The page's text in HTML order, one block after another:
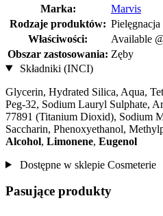
Marka:
Marvis
Rodzaje produktów:
Właściwości:
Available
Obszar zastosowania: Zęby
Składniki (INCI)
Glycerin, Hydrated Silica, Aqua,
Peg-32, Sodium Lauryl Sulphate,
77891 (Titanium Dioxid), Sodium
Saccharin, Phenoxyethanol,
Alcohol, Limonene, Eugenol
Dostępne w sklepie Cosmeterie
Pasujące produkty